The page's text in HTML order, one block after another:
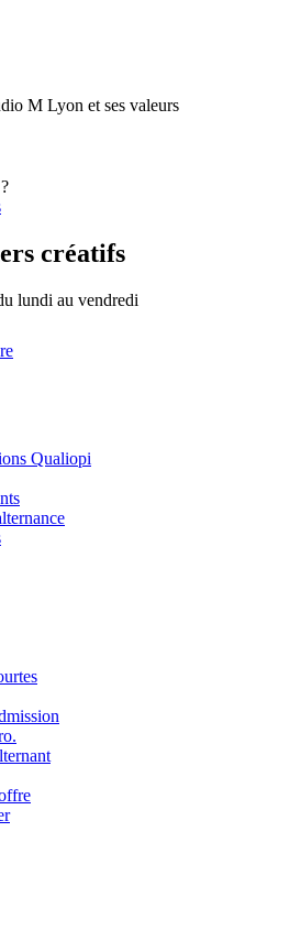
M Lyon et ses valeurs
créatifs
lundi au vendredi
Qualiopi